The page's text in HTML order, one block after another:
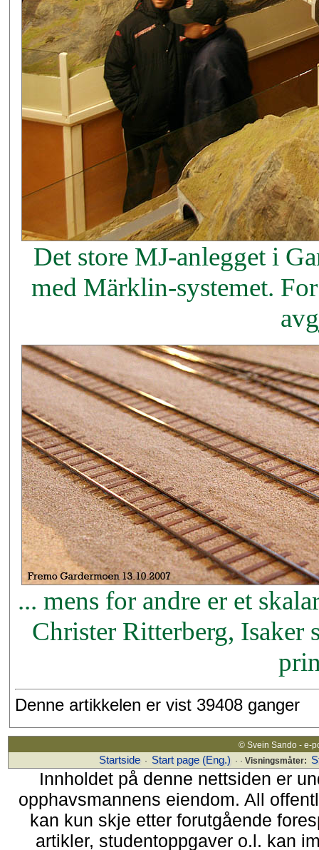
Det store MJ-anlegget i
med Märklin-systemet.
... mens for andre er et
Christer Ritterberg, Isaker
Denne artikkelen er vist 39408 ganger
© Svein Sando - e-
Startside · Start page (Eng.) · · Visningsmåter:
Innholdet på denne nettsiden er
opphavsmannens eiendom. All
kan kun skje etter forutgående
artikler, studentoppgaver o.l. kan